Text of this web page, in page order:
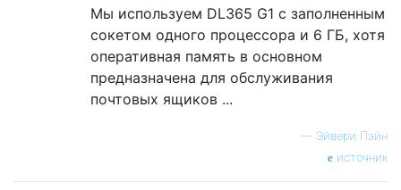
Мы используем DL365 G1 с заполненным
сокетом одного процессора и 6 ГБ, хотя
оперативная память в основном
предназначена для обслуживания
почтовых ящиков ...
— Эйвери Пэйн
источник